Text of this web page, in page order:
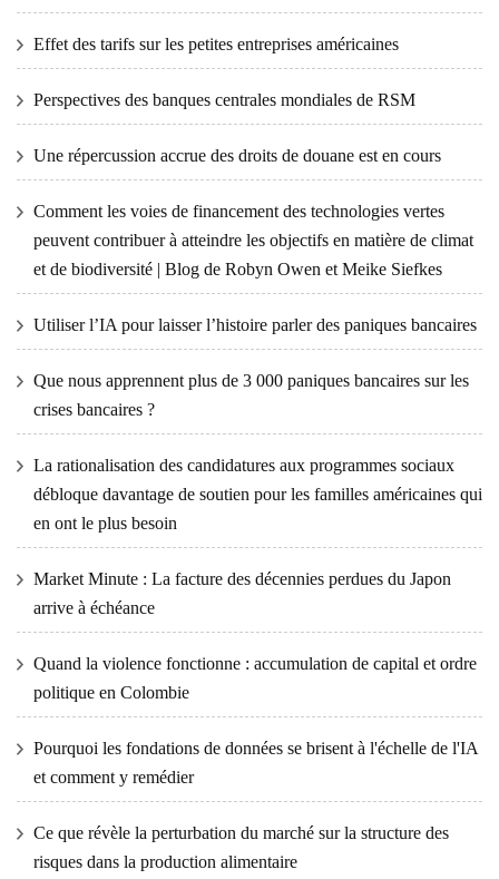
Effet des tarifs sur les petites entreprises américaines
Perspectives des banques centrales mondiales de RSM
Une répercussion accrue des droits de douane est en cours
Comment les voies de financement des technologies vertes
peuvent contribuer à atteindre les objectifs en matière de climat
et de biodiversité | Blog de Robyn Owen et Meike Siefkes
Utiliser l’IA pour laisser l’histoire parler des paniques bancaires
Que nous apprennent plus de 3 000 paniques bancaires sur les
crises bancaires ?
La rationalisation des candidatures aux programmes sociaux
débloque davantage de soutien pour les familles américaines qui
en ont le plus besoin
Market Minute : La facture des décennies perdues du Japon
arrive à échéance
Quand la violence fonctionne : accumulation de capital et ordre
politique en Colombie
Pourquoi les fondations de données se brisent à l'échelle de l'IA
et comment y remédier
Ce que révèle la perturbation du marché sur la structure des
risques dans la production alimentaire